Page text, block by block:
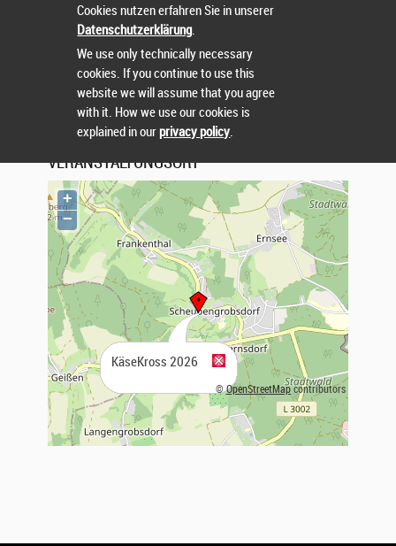
INTERNETSEITE DES VERANSTALTERS
AUSSCHREIBUNG ALS PDF ZUM DOWNLOAD
VERANSTALTUNGSORT
KäseKross 2026
+
−
©OpenStreetMapcontributors
Cookies nutzen erfahren Sie in unserer
Datenschutzerklärung.
We use only technically necessary
cookies. If you continue to use this
website we will assume that you agree
with it. How we use our cookies is
explained in ourprivacy policy.